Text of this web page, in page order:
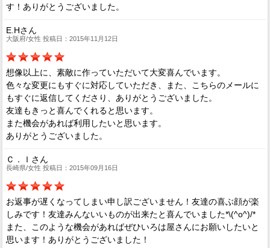
す！ありがとうございました。
E.Hさん
大阪府/女性 投稿日：2015年11月12日
想像以上に、素敵に作っていただいて大変喜んでいます。
色々な変更にもすぐに対応していただき、また、こちらのメールに
もすぐに返信してくださり、ありがとうございました。
友達もきっと喜んでくれると思います。
また機会があれば利用したいと思います。
ありがとうございました。
Ｃ．Ｉさん
長崎県/女性 投稿日：2015年09月16日
お返事が遅くなってしまい申し訳ございません！友達の喜ぶ顔が楽
しみです！友達みんないいものが出来たと喜んでいました*\(^o^)/*
また、このような機会があればぜひいろは屋さんにお願いしたいと
思います！ありがとうございました！